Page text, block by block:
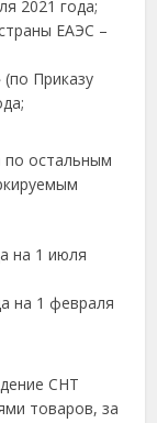
2021 года;
ЕАЭС –
Приказу
по остальным
на 1 июля
на 1 февраля
СНТ
товаров, за